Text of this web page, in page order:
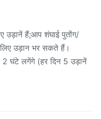
उड़ानें हैं;आप शंघाई पुतोंग/
उड़ान भर सकते हैं।
घंटे लगेंगे (हर दिन 5 उड़ानें